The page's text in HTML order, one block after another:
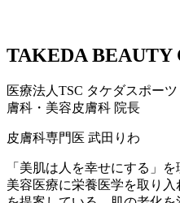
TAKEDA
医療法人TSC タケダスポー
膚科・美容皮膚科 院長
皮膚科専門医 武田りわ
「美肌は人を幸せにする」
美容医療に栄養医学を取り